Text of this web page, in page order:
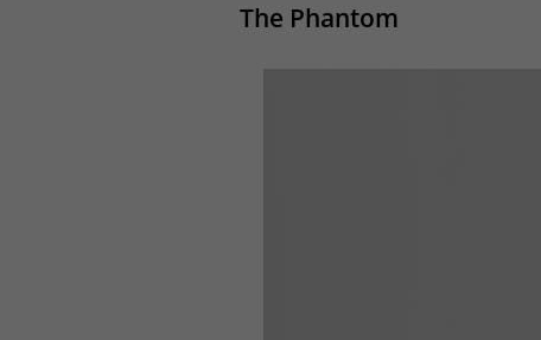
The Phantom